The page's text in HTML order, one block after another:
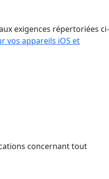
exigences répertoriées ci-
vos appareils iOS et
concernant tout